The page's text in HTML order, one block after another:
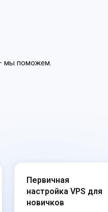
мы поможем.
Первичная
настройка VPS для
новичков